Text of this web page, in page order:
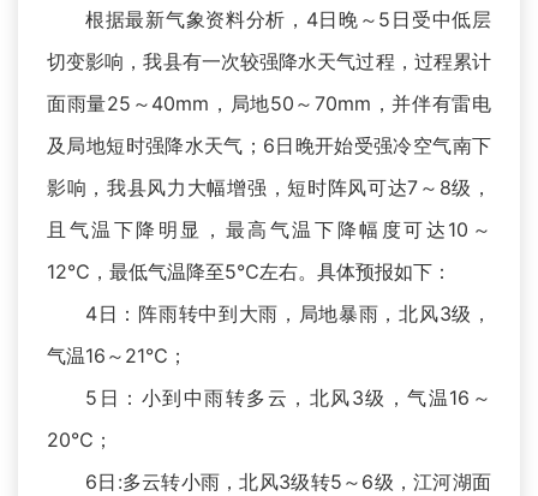
根据最新气象资料分析，4日晚～5日受中低层
切变影响，我县有一次较强降水天气过程，过程累计
面雨量25～40mm，局地50～70mm，并伴有雷电
及局地短时强降水天气；6日晚开始受强冷空气南下
影响，我县风力大幅增强，短时阵风可达7～8级，
且气温下降明显，最高气温下降幅度可达10～
12℃，最低气温降至5℃左右。具体预报如下：
4日：阵雨转中到大雨，局地暴雨，北风3级，
气温16～21℃；
5日：小到中雨转多云，北风3级，气温16～
20℃；
6日:多云转小雨，北风3级转5～6级，江河湖面